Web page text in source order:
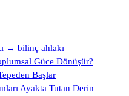
→ bilinç ahlakı
Güce Dönüşür?
Başlar
Ayakta Tutan Derin